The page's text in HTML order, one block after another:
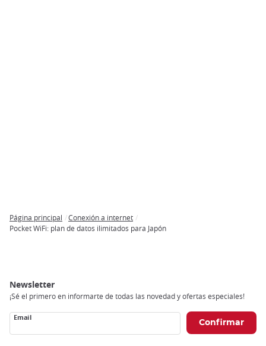
Breadcrumb
Página principal
Conexión a internet
Pocket WiFi: plan de datos ilimitados para Japón
Newsletter
¡Sé el primero en informarte de todas las novedad y ofertas especiales!
Email